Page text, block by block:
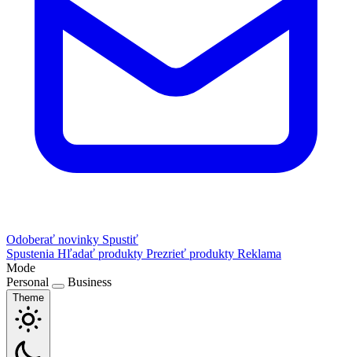
Odoberať novinky Spustiť
Spustenia Hľadať produkty Prezrieť produkty Reklama
Mode
Personal
Business
Theme